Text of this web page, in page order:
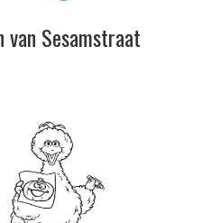
van Sesamstraat